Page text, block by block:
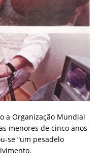
a Organização Mundial
menores de cinco anos
se “um pesadelo